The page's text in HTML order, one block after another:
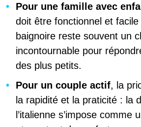
Pour une famille avec
doit être fonctionnel et facile
baignoire reste souvent un
incontournable pour
des plus petits.
Pour un couple actif, la
la rapidité et la praticité : la
l’italienne s’impose comme